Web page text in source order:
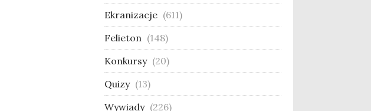
Ekranizacje (611)
Felieton (148)
Konkursy (20)
Quizy (13)
Wywiady (226)